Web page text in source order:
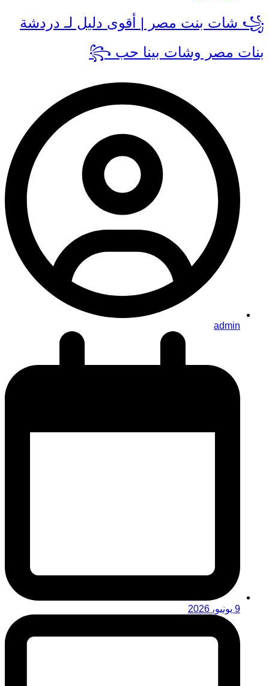
꧁ شات بنت مصر | أقوى دليل لـ دردشة
بنات مصر وشات بينا حب ꧂
admin
9 يونيو، 2026